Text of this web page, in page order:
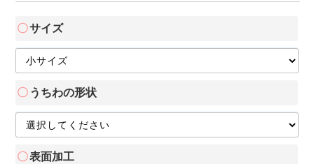
サイズ
うちわの形状
表面加工